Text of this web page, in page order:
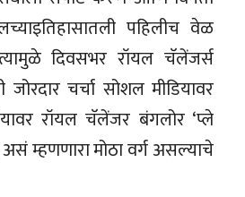
पहिलीच वेळ
दिवसभर रॉयल चॅलेंजर्स
चर्चा सोशल मीडियावर
रॉयल चॅलेंजर बंगलोर ‘प्ले
म्हणणारा मोठा वर्ग असल्याचे